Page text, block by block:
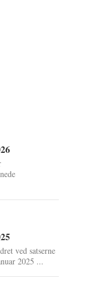
ved satserne
2025 ...